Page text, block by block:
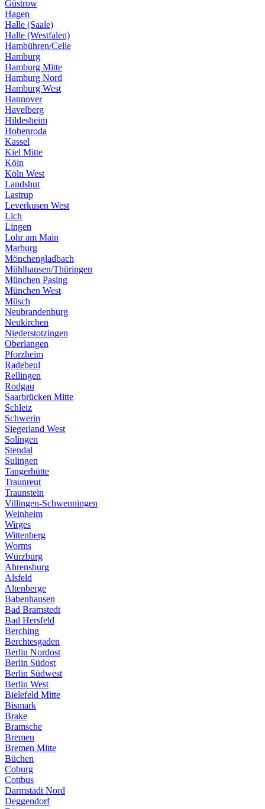
Güstrow
Hagen
Halle (Saale)
Halle (Westfalen)
Hambühren/Celle
Hamburg
Hamburg Mitte
Hamburg Nord
Hamburg West
Hannover
Havelberg
Hildesheim
Hohenroda
Kassel
Kiel Mitte
Köln
Köln West
Landshut
Lastrup
Leverkusen West
Lich
Lingen
Lohr am Main
Marburg
Mönchengladbach
Mühlhausen/Thüringen
München Pasing
München West
Müsch
Neubrandenburg
Neukirchen
Niederstotzingen
Oberlangen
Pforzheim
Radebeul
Rellingen
Rodgau
Saarbrücken Mitte
Schleiz
Schwerin
Siegerland West
Solingen
Stendal
Sulingen
Tangerhütte
Traunreut
Traunstein
Villingen-Schwenningen
Weinheim
Wirges
Wittenberg
Worms
Würzburg
Ahrensburg
Alsfeld
Altenberge
Babenhausen
Bad Bramstedt
Bad Hersfeld
Berching
Berchtesgaden
Berlin Nordost
Berlin Südost
Berlin Südwest
Berlin West
Bielefeld Mitte
Bismark
Brake
Bramsche
Bremen
Bremen Mitte
Büchen
Coburg
Cottbus
Darmstadt Nord
Deggendorf